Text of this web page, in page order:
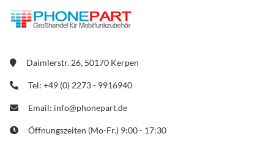
Daimlerstr. 26, 50170 Kerpen
Tel: +49 (0) 2273 - 9916940
Email: info@phonepart.de
Öffnungszeiten (Mo-Fr.) 9:00 - 17:30